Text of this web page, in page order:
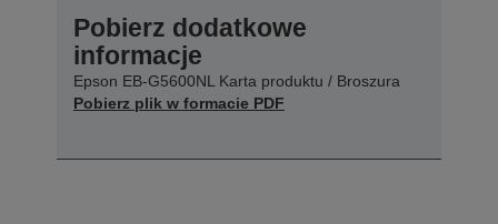
Pobierz dodatkowe
informacje
Epson EB-G5600NL Karta produktu / Broszura
Pobierz plik w formacie PDF